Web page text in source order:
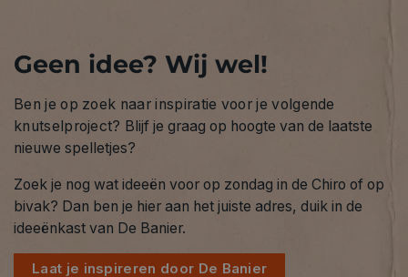
Geen idee? Wij wel!
Ben je op zoek naar inspiratie voor je volgende
knutselproject? Blijf je graag op hoogte van de laatste
nieuwe spelletjes?
Zoek je nog wat ideeën voor op zondag in de Chiro of op
bivak? Dan ben je hier aan het juiste adres, duik in de
ideeënkast van De Banier.
Laat je inspireren door De Banier